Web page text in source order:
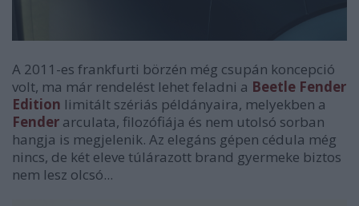
A 2011-es frankfurti börzén még csupán koncepció
volt, ma már rendelést lehet feladni a Beetle Fender
Edition limitált szériás példányaira, melyekben a
Fender arculata, filozófiája és nem utolsó sorban
hangja is megjelenik. Az elegáns gépen cédula még
nincs, de két eleve túlárazott brand gyermeke biztos
nem lesz olcsó...